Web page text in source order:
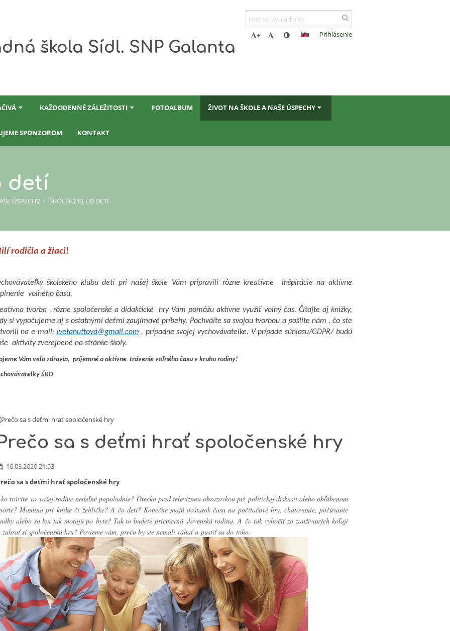
škola Sídl. SNP Galanta
+ - Prihlásenie
KAŽDODENNÉ ZÁLEŽITOSTI FOTOALBUM ŽIVOT NA ŠKOLE A NAŠE ÚSPECHY
SPONZOROM KONTAKT
detí
ÚSPECHY / ŠKOLSKÝ KLUB DETÍ
rodičia a žiaci!
školského klubu detí pri našej škole Vám pripravili rôzne kreatívne inšpirácie na aktívne
voľného času.
tvorba , rôzne spoločenské a didaktické hry Vám pomôžu aktívne využiť voľný čas. Čítajte aj knižky,
si vypočujeme aj s ostatnými deťmi zaujímavé príbehy. Pochváľte sa svojou tvorbou a pošlite nám , čo ste
na e-mail: ivetahuttová@gmail.com , prípadne svojej vychovávateľke. V prípade súhlasu/GDPR/ budú
aktivity zverejnené na stránke školy.
Vám veľa zdravia, príjemné a aktívne trávenie voľného času v kruhu rodiny!
ŠKD
sa s deťmi hrať spoločenské hry
16.03.2020 21:53
sa s deťmi hrať spoločenské hry
trávite vo vašej rodine nedeľné popoludnie? Otecko pred televíznou obrazovkou pri politickej diskusii alebo obľúbenom
Mamina pri knihe či žehličke? A čo deti? Konečne majú dostatok času na počítačové hry, chatovanie, počúvanie
alebo sa len tak motajú po byte? Tak to budete priemerná slovenská rodina. A čo tak vybočiť zo zaužívaných koľají
zahrať si spoločenskú hru? Povieme vám, prečo by ste nemali váhať a pustiť sa do toho.